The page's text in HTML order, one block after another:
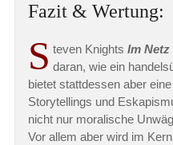
Fazit & Wertung:
S teven Knights Im
daran, wie ein
bietet stattdessen aber
Storytellings und
nicht nur moralische
Vor allem aber wird im